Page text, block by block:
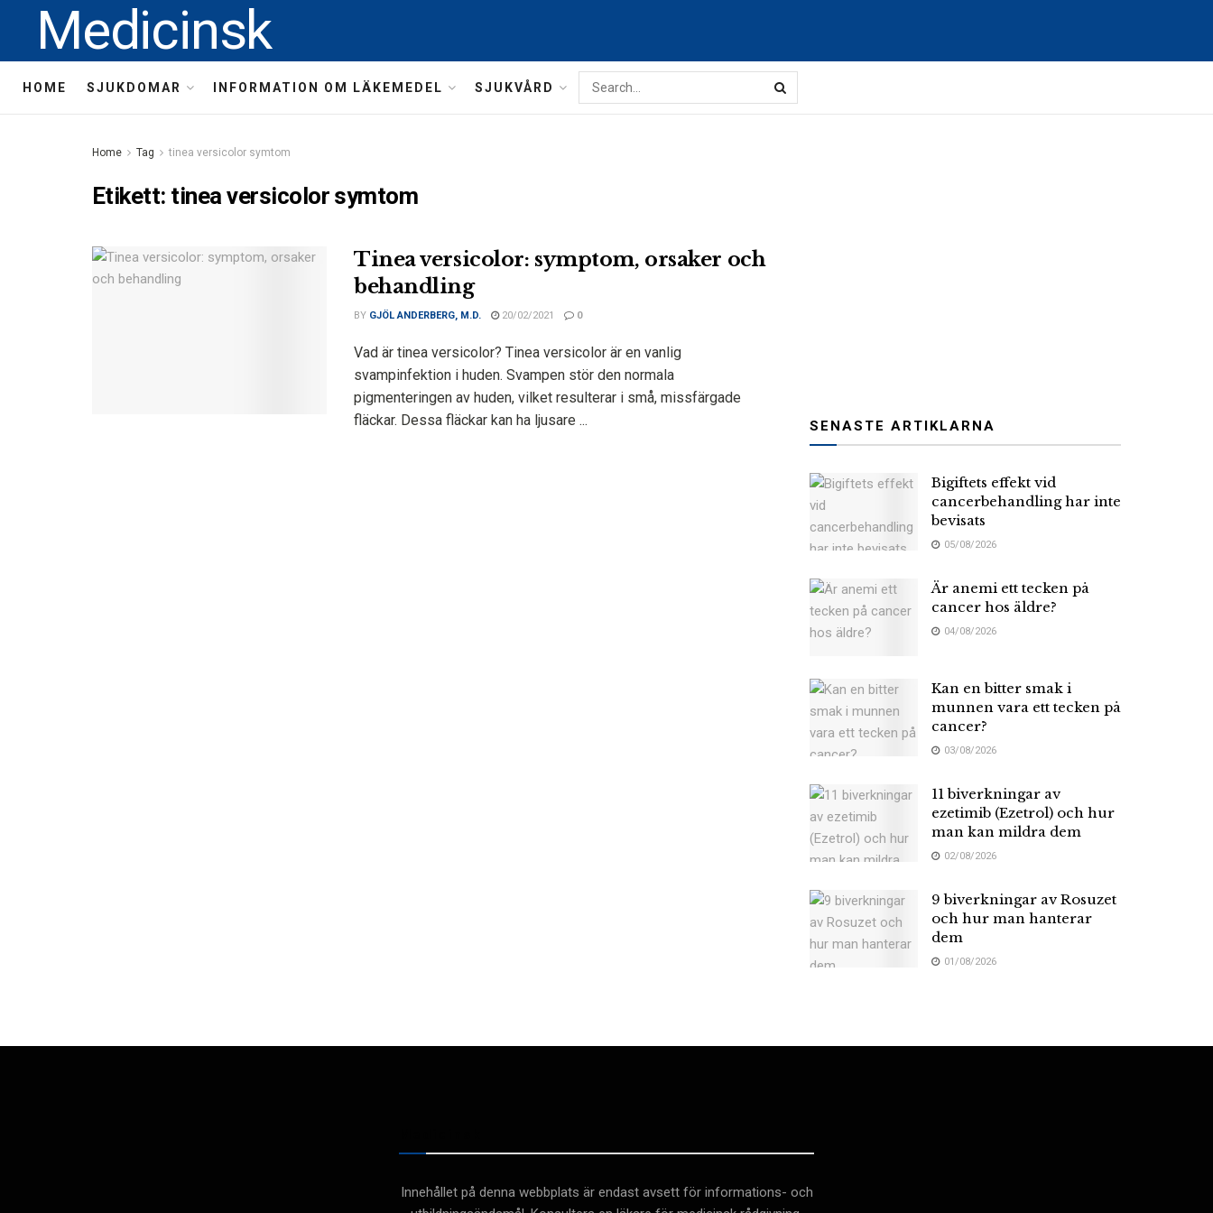
Medicinsk
HOME SJUKDOMAR INFORMATION OM LÄKEMEDEL SJUKVÅRD
Home Tag tinea versicolor symtom
Etikett: tinea versicolor symtom
Tinea versicolor: symptom, orsaker och
behandling
BY GJÖL ANDERBERG, M.D. 20/02/2021 0
Vad är tinea versicolor? Tinea versicolor är en vanlig
svampinfektion i huden. Svampen stör den normala
pigmenteringen av huden, vilket resulterar i små, missfärgade
fläckar. Dessa fläckar kan ha ljusare ...
SENASTE ARTIKLARNA
Bigiftets effekt vid
cancerbehandling har inte
bevisats
05/08/2026
Är anemi ett tecken på
cancer hos äldre?
04/08/2026
Kan en bitter smak i
munnen vara ett tecken på
cancer?
03/08/2026
11 biverkningar av
ezetimib (Ezetrol) och hur
man kan mildra dem
02/08/2026
9 biverkningar av Rosuzet
och hur man hanterar
dem
01/08/2026
Innehållet på denna webbplats är endast avsett för informations- och